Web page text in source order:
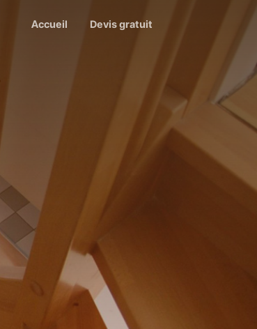
Accueil Devis gratuit